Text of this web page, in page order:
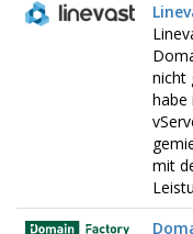
nicht
habe
mit